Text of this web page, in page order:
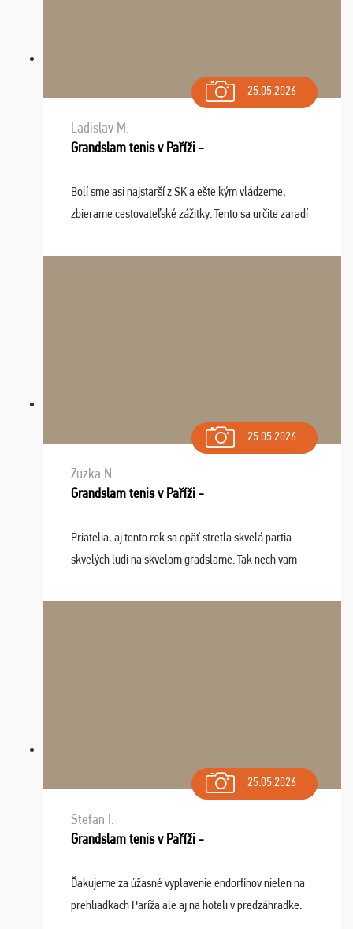
25.05.2026
Ladislav M.
Grandslam tenis v Paříži -
Bolí sme asi najstarší z SK a ešte kým vládzeme,
zbierame cestovateľské zážitky. Tento sa určite zaradí
osudu - pohodový šefík Meďo, dobrá parti ...
25.05.2026
Zuzka N.
Grandslam tenis v Paříži -
Priatelia, aj tento rok sa opäť stretla skvelá partia
skvelých ludi na skvelom gradslame. Tak nech vam
sa na budúci rok. Prajem vam este veľa ta ...
25.05.2026
Stefan I.
Grandslam tenis v Paříži -
Ďakujeme za úžasné vyplavenie endorfínov nielen na
prehliadkach Paríža ale aj na hoteli v predzáhradke.